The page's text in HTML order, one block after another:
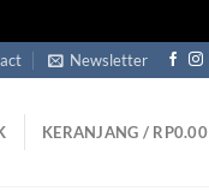
Newsletter
KERANJANG / RP0.00